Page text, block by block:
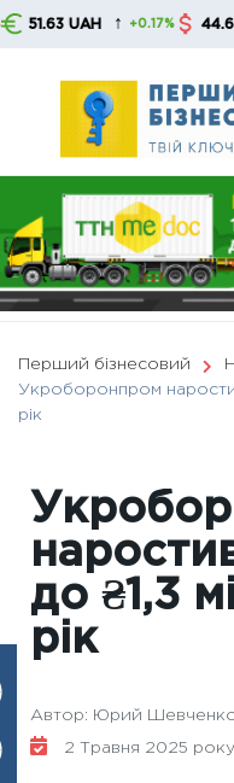
Skip
UAH ↑ +0.17% 44.69 UAH
Перший бізнесовий
Укроборонпром
рік
до ₴1,3
рік
Автор: Юрий
2 Травня 2025 року